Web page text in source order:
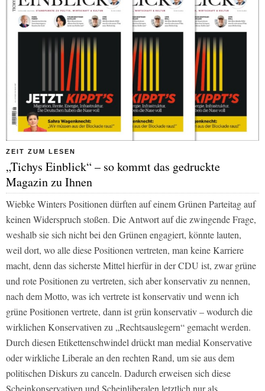
ZEIT ZUM LESEN
„Tichys Einblick“ – so kommt das gedruckte
Magazin zu Ihnen
Wiebke Winters Positionen dürften auf einem Grünen Parteitag auf
keinen Widerspruch stoßen. Die Antwort auf die zwingende Frage,
weshalb sie sich nicht bei den Grünen engagiert, könnte lauten,
weil dort, wo alle diese Positionen vertreten, man keine Karriere
macht, denn das sicherste Mittel hierfür in der CDU ist, zwar grüne
und rote Positionen zu vertreten, sich aber konservativ zu nennen,
nach dem Motto, was ich vertrete ist konservativ und wenn ich
grüne Positionen vertrete, dann ist grün konservativ – wodurch die
wirklichen Konservativen zu „Rechtsauslegern“ gemacht werden.
Durch diesen Etikettenschwindel drückt man medial Konservative
oder wirkliche Liberale an den rechten Rand, um sie aus dem
politischen Diskurs zu canceln. Dadurch erweisen sich diese
Scheinkonservativen und Scheinliberalen letztlich nur als